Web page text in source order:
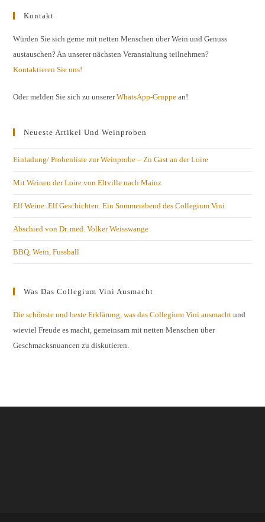
Kontakt
Würden Sie sich gerne mit netten Menschen über Wein und Genuss
austauschen? An unserer nächsten Veranstaltung teilnehmen?
Kontaktieren Sie uns!
Oder melden Sie sich zu unsererWhatsApp-Gruppe an!
Neueste Artikel Und Weinproben
Einladung/ Probenliste zur Weinprobe – Zu Gast an der Loire
Mit Weinen der Loire von Eltville nach Mainz
Elf Weine. Elf Geschichten. Ein Sommerabend des Collegium Vini
Abschied von Dr. med. Volker Weisswange
BBQ, Wein, Fussball
Was Das Collegium Vini Ausmacht
Die schönste und beste Erklärung, was das Collegium Vini ausmacht und
wieviel Freude es macht, gemeinsam mit netten Menschen über
Geschmacksnuancen zu diskutieren.